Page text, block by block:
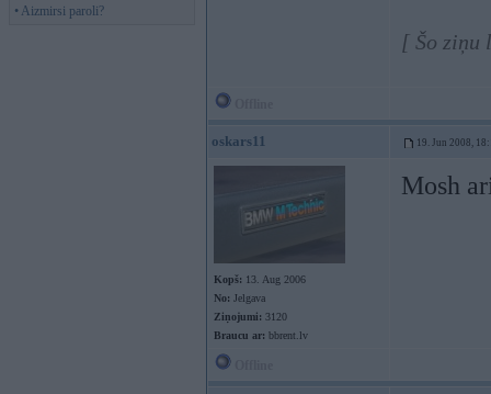
• Aizmirsi paroli?
[ Šo ziņu
oskars11 19. Jun 2008,
Kopš: 13. Aug 2006
No: Jelgava
Ziņojumi: 3120
Braucu ar: bbrent.lv
Mosh